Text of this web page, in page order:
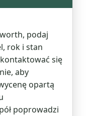
podaj
rok i stan
się
aby
opartą
poprowadzi